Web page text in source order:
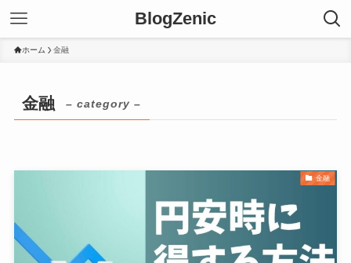
BlogZenic
ホーム 金融
金融 – category –
金融